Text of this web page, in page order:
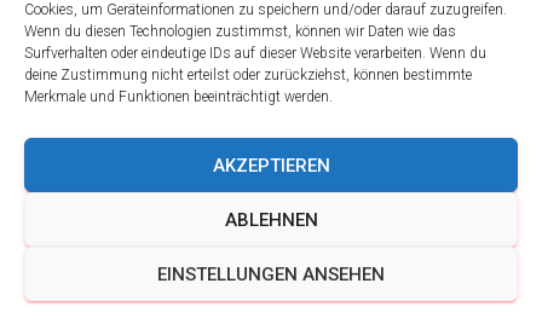
Cookies, um Geräteinformationen zu speichern und/oder darauf zuzugreifen.
Wenn du diesen Technologien zustimmst, können wir Daten wie das
Surfverhalten oder eindeutige IDs auf dieser Website verarbeiten. Wenn du
deine Zustimmung nicht erteilst oder zurückziehst, können bestimmte
Merkmale und Funktionen beeinträchtigt werden.
AKZEPTIEREN
ABLEHNEN
EINSTELLUNGEN ANSEHEN